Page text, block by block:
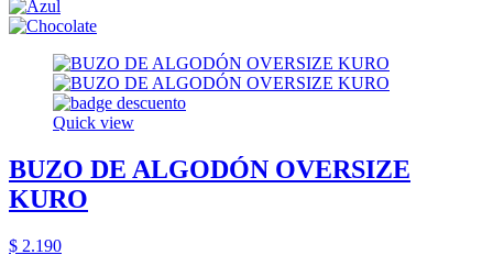
Quick view
BUZO DE ALGODÓN OVERSIZE
KURO
$ 2.190